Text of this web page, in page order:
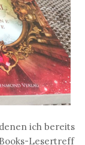
ich bereits
Lesertreff